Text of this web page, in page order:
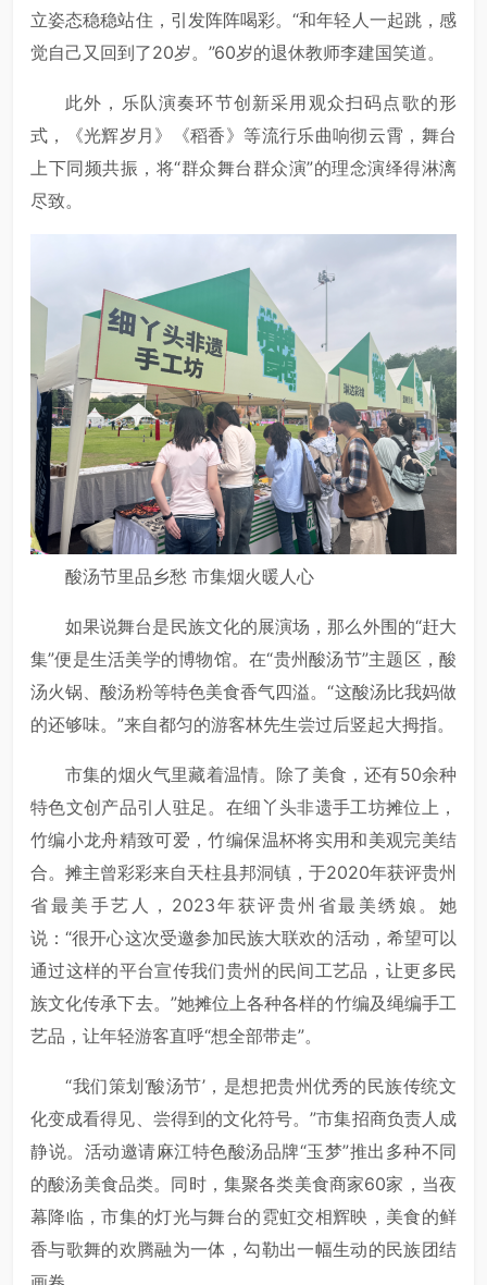
立姿态稳稳站住，引发阵阵喝彩。“和年轻人一起跳，感
觉自己又回到了20岁。”60岁的退休教师李建国笑道。
此外，乐队演奏环节创新采用观众扫码点歌的形
式，《光辉岁月》《稻香》等流行乐曲响彻云霄，舞台
上下同频共振，将“群众舞台群众演”的理念演绎得淋漓
尽致。
酸汤节里品乡愁 市集烟火暖人心
如果说舞台是民族文化的展演场，那么外围的“赶大
集”便是生活美学的博物馆。在“贵州酸汤节”主题区，酸
汤火锅、酸汤粉等特色美食香气四溢。“这酸汤比我妈做
的还够味。”来自都匀的游客林先生尝过后竖起大拇指。
市集的烟火气里藏着温情。除了美食，还有50余种
特色文创产品引人驻足。在细丫头非遗手工坊摊位上，
竹编小龙舟精致可爱，竹编保温杯将实用和美观完美结
合。摊主曾彩彩来自天柱县邦洞镇，于2020年获评贵州
省最美手艺人，2023年获评贵州省最美绣娘。她
说：“很开心这次受邀参加民族大联欢的活动，希望可以
通过这样的平台宣传我们贵州的民间工艺品，让更多民
族文化传承下去。”她摊位上各种各样的竹编及绳编手工
艺品，让年轻游客直呼“想全部带走”。
“我们策划‘酸汤节’，是想把贵州优秀的民族传统文
化变成看得见、尝得到的文化符号。”市集招商负责人成
静说。活动邀请麻江特色酸汤品牌“玉梦”推出多种不同
的酸汤美食品类。同时，集聚各类美食商家60家，当夜
幕降临，市集的灯光与舞台的霓虹交相辉映，美食的鲜
香与歌舞的欢腾融为一体，勾勒出一幅生动的民族团结